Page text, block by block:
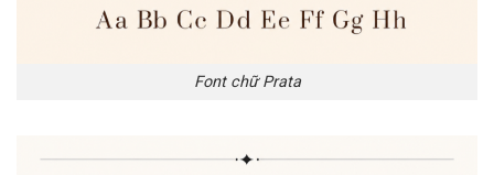
Font chữ Prata